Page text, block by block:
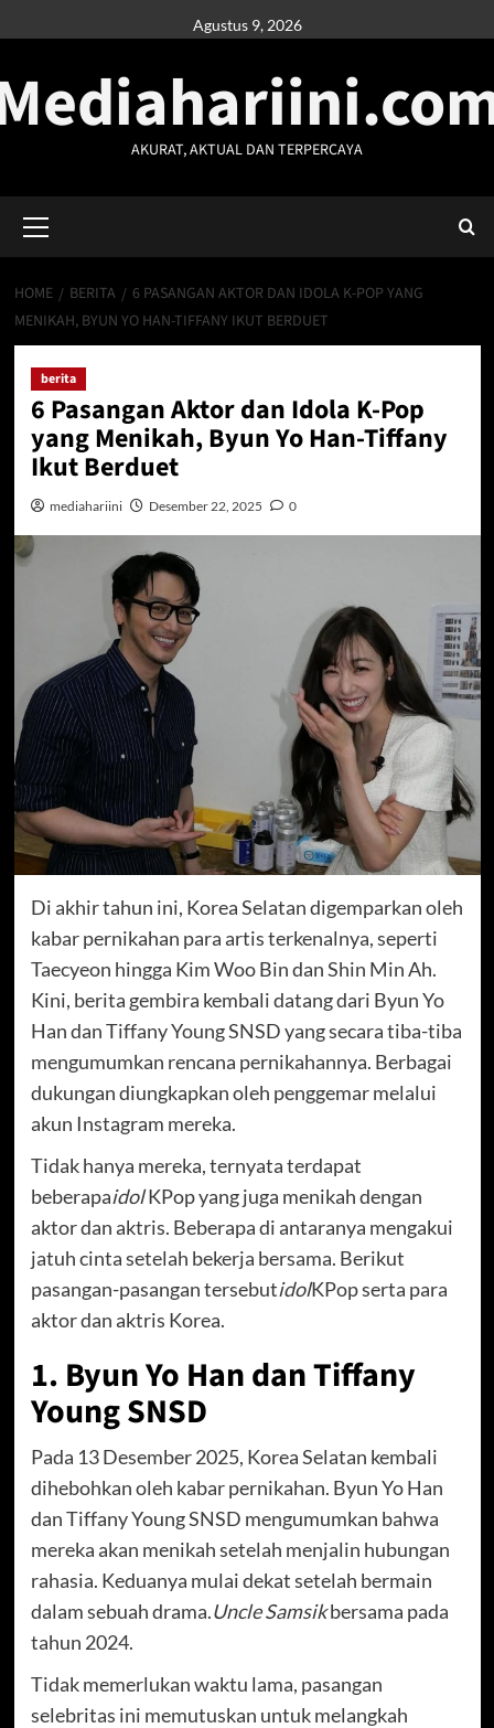
to
Agustus 9, 2026
AKURAT, AKTUAL DAN TERPERCAYA
Menu
HOME BERITA
6 PASANGAN AKTOR DAN IDOLA K-POP YANG
MENIKAH, BYUN YO HAN-TIFFANY IKUT BERDUET
berita
6 Pasangan Aktor dan Idola K-Pop
yang Menikah, Byun Yo Han-Tiffany
Ikut Berduet
mediahariini Desember 22, 2025 0
Di akhir tahun ini, Korea Selatan digemparkan oleh
kabar pernikahan para artis terkenalnya, seperti
Taecyeon hingga Kim Woo Bin dan Shin Min Ah.
Kini, berita gembira kembali datang dari Byun Yo
Han dan Tiffany Young SNSD yang secara tiba-tiba
mengumumkan rencana pernikahannya. Berbagai
dukungan diungkapkan oleh penggemar melalui
akun Instagram mereka.
Tidak hanya mereka, ternyata terdapat
beberapaidolKPop yang juga menikah dengan
aktor dan aktris. Beberapa di antaranya mengakui
jatuh cinta setelah bekerja bersama. Berikut
pasangan-pasangan tersebutidolKPop serta para
aktor dan aktris Korea.
1. Byun Yo Han dan Tiffany
Young SNSD
Pada 13 Desember 2025, Korea Selatan kembali
dihebohkan oleh kabar pernikahan. Byun Yo Han
dan Tiffany Young SNSD mengumumkan bahwa
mereka akan menikah setelah menjalin hubungan
rahasia. Keduanya mulai dekat setelah bermain
dalam sebuah drama.Uncle Samsikbersama pada
tahun 2024.
Tidak memerlukan waktu lama, pasangan
selebritas ini memutuskan untuk melangkah